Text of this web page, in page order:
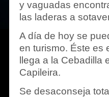
y vaguadas
las laderas a
A día de hoy se
en turismo. Éste es
llega a la Cebadilla
Capileira.
Se desaconseja